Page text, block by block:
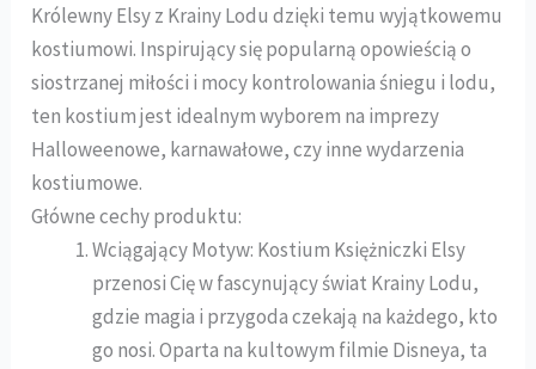
Królewny Elsy z Krainy Lodu dzięki temu wyjątkowemu
kostiumowi. Inspirujący się popularną opowieścią o
siostrzanej miłości i mocy kontrolowania śniegu i lodu,
ten kostium jest idealnym wyborem na imprezy
Halloweenowe, karnawałowe, czy inne wydarzenia
kostiumowe.
Główne cechy produktu:
Wciągający Motyw: Kostium Księżniczki Elsy
przenosi Cię w fascynujący świat Krainy Lodu,
gdzie magia i przygoda czekają na każdego, kto
go nosi. Oparta na kultowym filmie Disneya, ta